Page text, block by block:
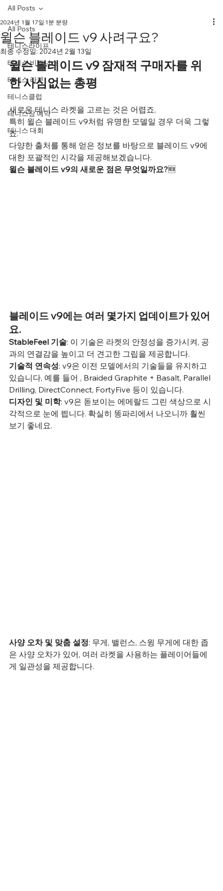
All Posts
테니스라이프
테니스 비즈니스
테니스 라켓
테니스클럽
테니스장 예약
테니스 대회
All Posts
윌슨 블레이드 v9 사려구요?
2024년 1월 17일 1분 분량
최종 수정일: 2024년 2월 13일
윌슨 블레이드 v9 잠재적 구매자를 위
한 사심없는 총평
새로운 테니스 라켓을 고르는 것은 어렵죠,
특히 윌슨 블레이드 v9처럼 유명한 모델일 경우 더욱 그렇
죠.
다양한 출처를 통해 얻은 정보를 바탕으로 블레이드 v9에
대한 포괄적인 시각을 제공해보겠습니다.
윌슨 블레이드 v9의 새로운 점은 무엇일까요?🆕
블레이드 v9에는 여러 몇가지 업데이트가 있어
요.
StableFeel 기술: 이 기술은 라켓의 안정성을 증가시켜, 공
과의 연결감을 높이고 더 견고한 그립을 제공합니다.
기술적 연속성: v9은 이전 모델에서의 기술들을 유지하고
있습니다, 예를 들어 , Braided Graphite + Basalt, Parallel
Drilling, DirectConnect, FortyFive 등이 있습니다.
디자인 및 미학: v9은 돋보이는 에메랄드 그린 색상으로 시
각적으로 눈에 띕니다. 확실히 똥파리에서 나오니까 훨씬
보기 좋네요.
사양 오차 및 맞춤 설정: 무게, 밸런스, 스윙 무게에 대한 좁
은 사양 오차가 있어, 여러 라켓을 사용하는 플레이어들에
게 일관성을 제공합니다.